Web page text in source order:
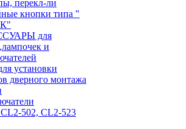
перекл-ли
кнопки типа "
для
и
установки
дверного монтажа
502, CL2-523